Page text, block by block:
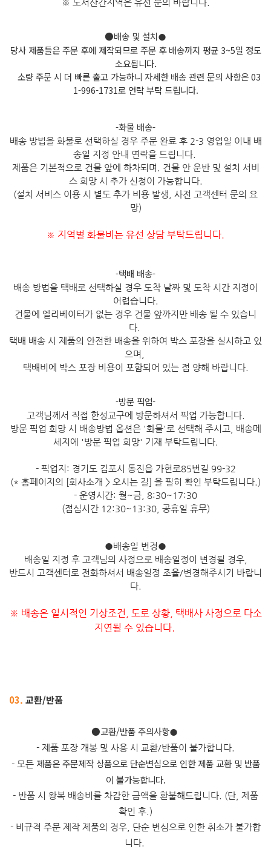
※ 도서산간지역은 유선 문의 바랍니다.
●배송 및 설치●
당사 제품들은 주문 후에 제작되므로 주문 후 배송까지 평균 3~5일 정도
소요됩니다.
소량 주문 시 더 빠른 출고 가능하니 자세한 배송 관련 문의 사항은 03
1-996-1731로 연락 부탁 드립니다.
-화물 배송-
배송 방법을 화물로 선택하실 경우 주문 완료 후 2-3 영업일 이내 배
송일 지정 안내 연락을 드립니다.
제품은 기본적으로 건물 앞에 하차되며. 건물 안 운반 및 설치 서비
스 희망 시 추가 신청이 가능합니다.
(설치 서비스 이용 시 별도 추가 비용 발생, 사전 고객센터 문의 요
망)
※ 지역별 화물비는 유선 상담 부탁드립니다.
-택배 배송-
배송 방법을 택배로 선택하실 경우 도착 날짜 및 도착 시간 지정이
어렵습니다.
건물에 엘리베이터가 없는 경우 건물 앞까지만 배송 될 수 있습니
다.
택배 배송 시 제품의 안전한 배송을 위하여 박스 포장을 실시하고 있
으며,
택배비에 박스 포장 비용이 포함되어 있는 점 양해 바랍니다.
-방문 픽업-
고객님께서 직접 한성교구에 방문하셔서 픽업 가능합니다.
방문 픽업 희망 시 배송방법 옵션은 '화물'로 선택해 주시고, 배송메
세지에 '방문 픽업 희망' 기재 부탁드립니다.
- 픽업지: 경기도 김포시 통진읍 가현로85번길 99-32
(* 홈페이지의 [회사소개 > 오시는 길] 을 필히 확인 부탁드립니다.)
- 운영시간: 월~금, 8:30~17:30
(점심시간 12:30~13:30, 공휴일 휴무)
●배송일 변경●
배송일 지정 후 고객님의 사정으로 배송일정이 변경될 경우,
반드시 고객센터로 전화하셔서 배송일정 조율/변경해주시기 바랍니
다.
※ 배송은 일시적인 기상조건, 도로 상황, 택배사 사정으로 다소
지연될 수 있습니다.
03. 교환/반품
​●교환/반품 주의사항●
- 제품 포장 개봉 및 사용 시 교환/반품이 불가합니다.
- 모든 제품은 주문제작 상품으로 단순변심으로 인한 제품 교환 및 반품
이 불가능합니다.
- 반품 시 왕복 배송비를 차감한 금액을 환불해드립니다. (단, 제품
확인 후.)
- 비규격 주문 제작 제품의 경우, 단순 변심으로 인한 취소가 불가합
니다.